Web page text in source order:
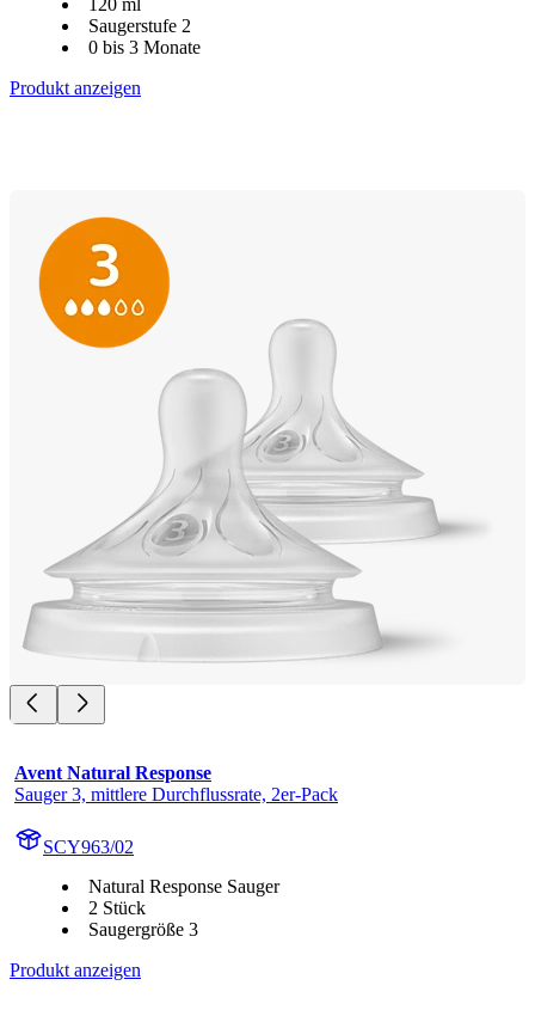
120 ml
Saugerstufe 2
0 bis 3 Monate
Produkt anzeigen
Avent Natural Response
Sauger 3, mittlere Durchflussrate, 2er-Pack
SCY963/02
Natural Response Sauger
2 Stück
Saugergröße 3
Produkt anzeigen